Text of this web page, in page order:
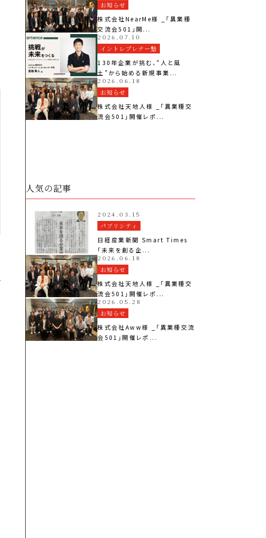
お知らせ
株式会社NearMe様 _「異業種
交流会501」開...
2026.07.10
イントレプレナー塾
130年企業が挑む、“人と風
土”から始める新規事業...
2026.06.18
お知らせ
株式会社天地人様 _「異業種交
流会501」開催レポ...
人気の記事
2024.03.15
パブリシティ
日経産業新聞 Smart Times
「未来を創る企...
2026.06.18
お知らせ
株式会社天地人様 _「異業種交
流会501」開催レポ...
2026.05.28
お知らせ
株式会社Aww様 _「異業種交流
会501」開催レポ...